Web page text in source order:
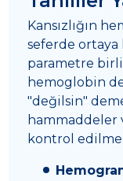
Kansızlığın
seferde
parametre
hemoglobin
"değilsin"
kontrol